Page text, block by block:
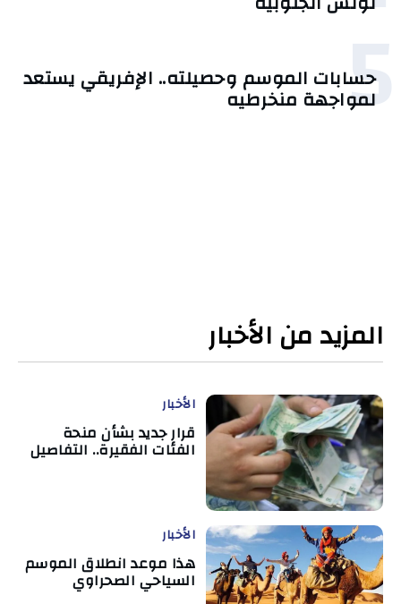
5
حسابات الموسم وحصيلته.. الإفريقي يستعد
لمواجهة منخرطيه
المزيد من الأخبار
الأخبار
قرار جديد بشأن منحة
الفئات الفقيرة.. التفاصيل
الأخبار
هذا موعد انطلاق الموسم
السياحي الصحراوي